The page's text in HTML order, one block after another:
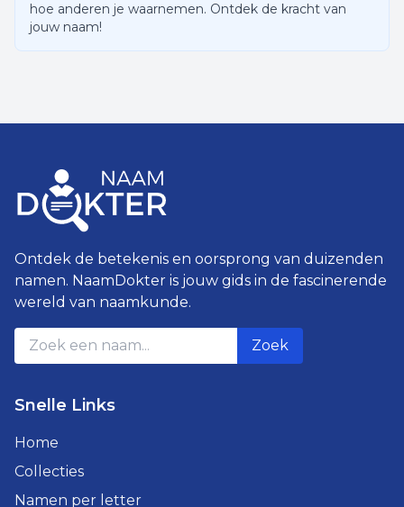
hoe anderen je waarnemen. Ontdek de kracht van
jouw naam!
Ontdek de betekenis en oorsprong van duizenden
namen. NaamDokter is jouw gids in de fascinerende
wereld van naamkunde.
Zoek
Snelle Links
Home
Collecties
Namen per letter